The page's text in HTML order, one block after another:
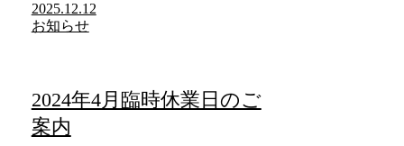
2025.12.12
お知らせ
2024年4月臨時休業日のご
案内